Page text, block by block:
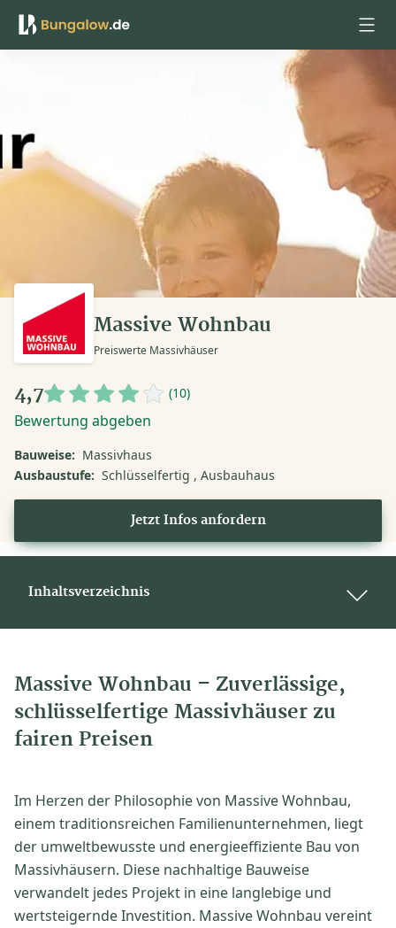
Massive Wohnbau
Preiswerte Massivhäuser
4,7 (10)
Bewertung abgeben
Bauweise: Massivhaus
Ausbaustufe: Schlüsselfertig Ausbauhaus
Jetzt Infos anfordern
Inhaltsverzeichnis
Massive Wohnbau – Zuverlässige,
schlüsselfertige Massivhäuser zu
fairen Preisen
Im Herzen der Philosophie von Massive Wohnbau,
einem traditionsreichen Familienunternehmen, liegt
der umweltbewusste und energieeffiziente Bau von
Massivhäusern. Diese nachhaltige Bauweise
verwandelt jedes Projekt in eine langlebige und
wertsteigernde Investition. Massive Wohnbau vereint